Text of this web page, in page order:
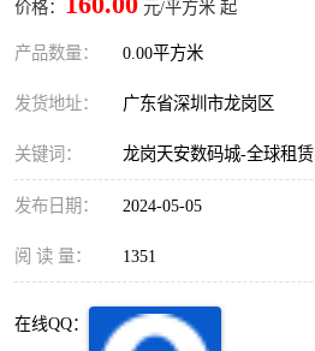
价格： 元/平方米 起
产品数量： 0.00平方米
发货地址： 广东省深圳市龙岗区
关键词： 龙岗天安数码城-全球租赁
发布日期： 2024-05-05
阅 读 量： 1351
在线QQ：
南山后海
南山区
南头
深圳超级总部基地